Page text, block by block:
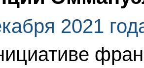
2021